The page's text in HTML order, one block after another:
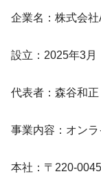
企業名：株式会社
設立：2025年3月
代表者：森谷和正
事業内容：オン
本社：〒220-